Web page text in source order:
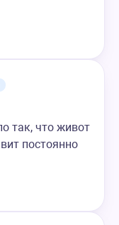
так, что живот
постоянно